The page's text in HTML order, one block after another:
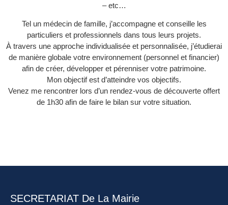
– etc…
Tel un médecin de famille, j’accompagne et conseille les
particuliers et professionnels dans tous leurs projets.
À travers une approche individualisée et personnalisée, j’étudierai
de manière globale votre environnement (personnel et financier)
afin de créer, développer et pérenniser votre patrimoine.
Mon objectif est d’atteindre vos objectifs.
Venez me rencontrer lors d’un rendez-vous de découverte offert
de 1h30 afin de faire le bilan sur votre situation.
SECRETARIAT De La Mairie